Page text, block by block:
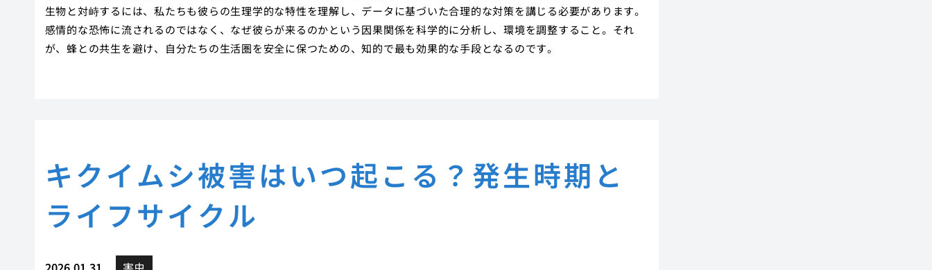
生物と対峙するには、私たちも彼らの生理学的な特性を理解し、データに基づいた合理的な対策を講じる必要があります。
感情的な恐怖に流されるのではなく、なぜ彼らが来るのかという因果関係を科学的に分析し、環境を調整すること。それ
が、蜂との共生を避け、自分たちの生活圏を安全に保つための、知的で最も効果的な手段となるのです。
キクイムシ被害はいつ起こる？発生時期と
ライフサイクル